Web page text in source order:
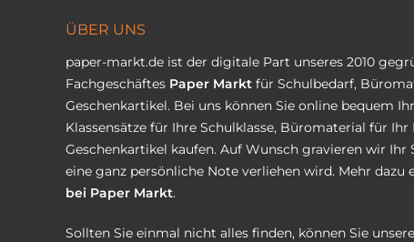
ÜBER UNS
paper-markt.de ist der digitale Part unseres 2010
Fachgeschäftes Paper Markt für Schulbedarf,
Geschenkartikel. Bei uns können Sie online bequem
Klassensätze für Ihre Schulklasse, Büromaterial für
Geschenkartikel kaufen. Auf Wunsch gravieren wir
eine ganz persönliche Note verliehen wird. Mehr dazu
bei Paper Markt.
Sollten Sie einmal nicht alles finden, können Sie